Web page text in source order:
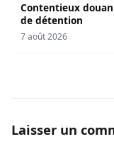
Contentieux
de détention
7 août 2026
Laisser un